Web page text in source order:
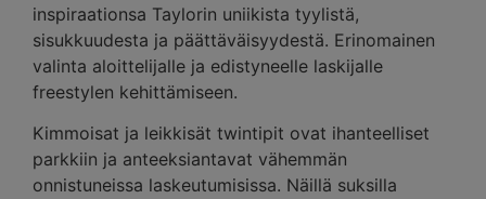
inspiraationsa Taylorin uniikista tyylistä,
sisukkuudesta ja päättäväisyydestä. Erinomainen
valinta aloittelijalle ja edistyneelle laskijalle
freestylen kehittämiseen.
Kimmoisat ja leikkisät twintipit ovat ihanteelliset
parkkiin ja anteeksiantavat vähemmän
onnistuneissa laskeutumisissa. Näillä suksilla